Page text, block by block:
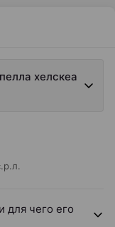
хелскеа
для чего его